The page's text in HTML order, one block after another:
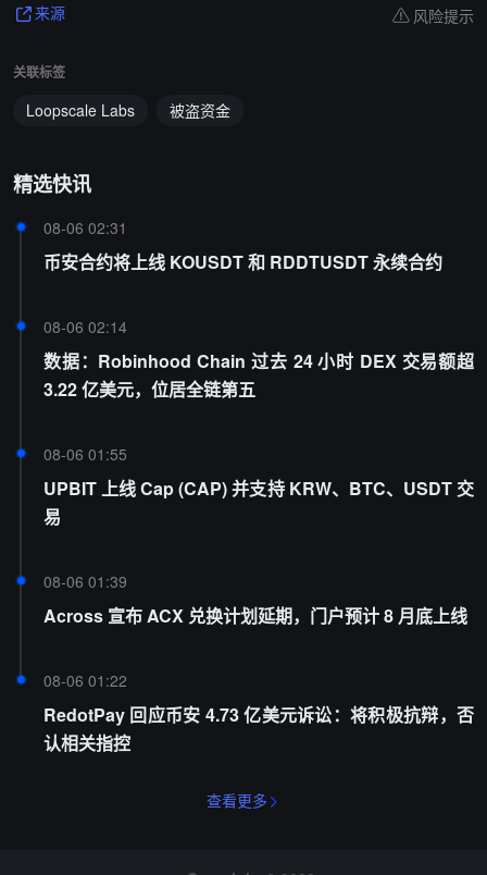
来源 风险提示
关联标签
Loopscale Labs 被盗资金
精选快讯
08-06 02:31
币安合约将上线 KOUSDT 和 RDDTUSDT 永续合约
08-06 02:14
数据：Robinhood Chain 过去 24 小时 DEX 交易额超
3.22 亿美元，位居全链第五
08-06 01:55
UPBIT 上线 Cap (CAP) 并支持 KRW、BTC、USDT 交
易
08-06 01:39
Across 宣布 ACX 兑换计划延期，门户预计 8 月底上线
08-06 01:22
RedotPay 回应币安 4.73 亿美元诉讼：将积极抗辩，否
认相关指控
查看更多